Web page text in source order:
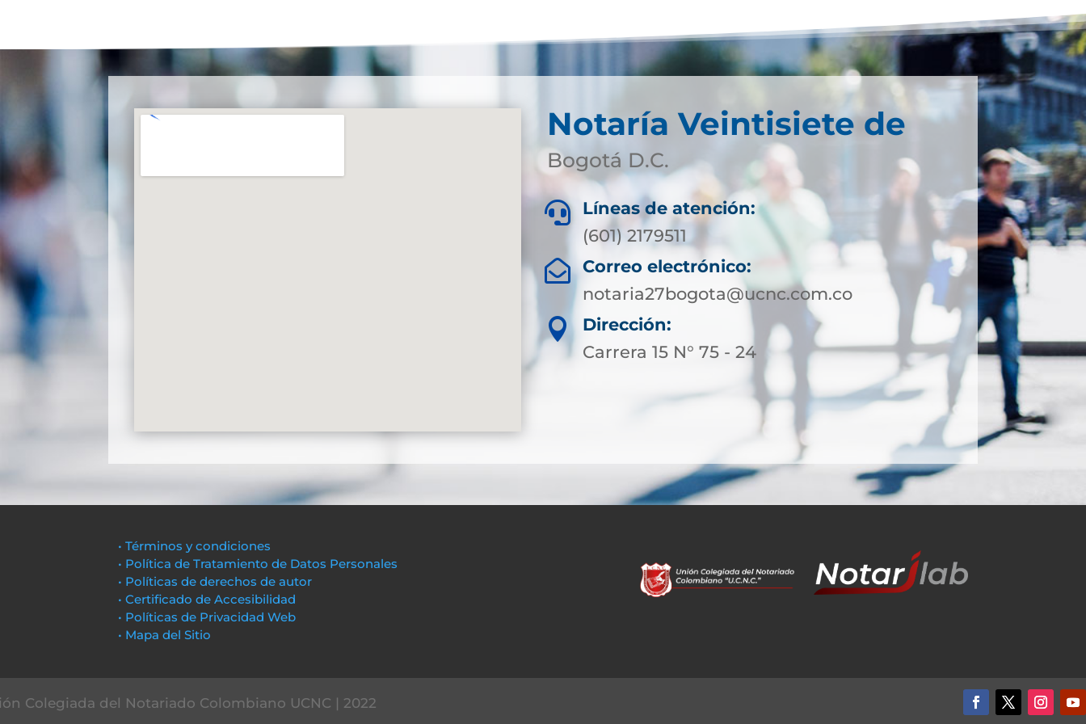
Notaría Veintisiete de
Bogotá D.C.

Líneas de atención:
(601) 2179511
 Correo electrónico:
notaria27bogota@ucnc.com.co

Dirección:
Carrera 15 N° 75 - 24
• Términos y condiciones
• Política de Tratamiento de Datos Personales
• Políticas de derechos de autor
• Certificado de Accesibilidad
• Políticas de Privacidad Web
• Mapa del Sitio
Colegiada del Notariado Colombiano UCNC | 2022